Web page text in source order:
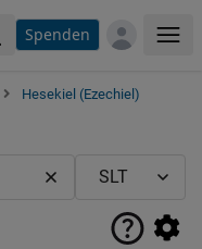
Spenden
Hesekiel (Ezechiel)